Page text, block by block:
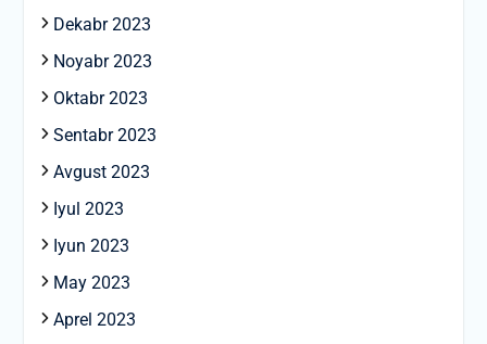
Dekabr 2023
Noyabr 2023
Oktabr 2023
Sentabr 2023
Avgust 2023
Iyul 2023
Iyun 2023
May 2023
Aprel 2023